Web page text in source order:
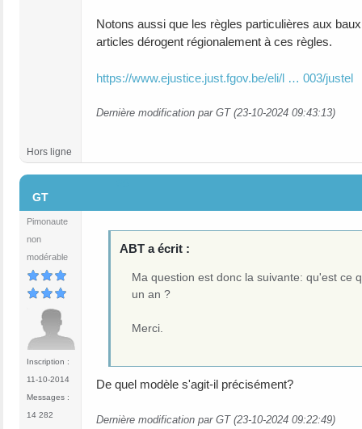
Notons aussi que les règles particulières aux
articles dérogent régionalement à ces règles.
https://www.ejustice.just.fgov.be/eli/l … 003/justel
Dernière modification par GT (23-10-2024 09:43:13)
Hors ligne
GT
Pimonaute
non
modérable
Inscription :
11-10-2014
Messages :
14 282
ABT a écrit :
Ma question est donc la suivante: qu'est ce
un an ?
Merci.
De quel modèle s'agit-il précisément?
Dernière modification par GT (23-10-2024 09:22:49)